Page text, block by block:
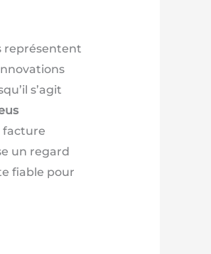
représentent
s’agit
facture
un regard
fiable pour